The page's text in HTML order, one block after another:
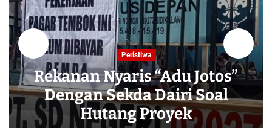
Peristiwa
Rekanan Nyaris “Adu Jotos”
Dengan Sekda Dairi Soal
Hutang Proyek